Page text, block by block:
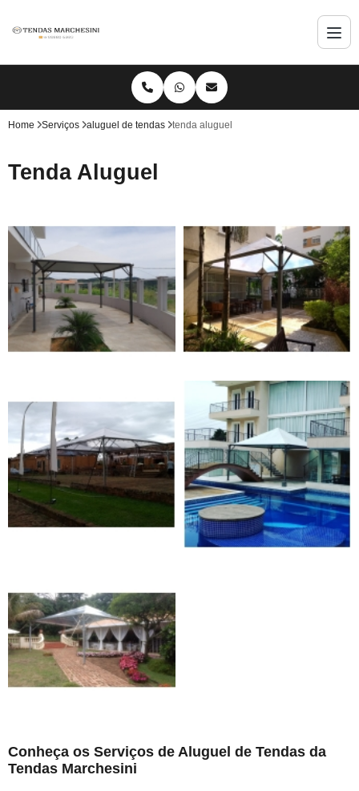
Home Serviços aluguel de tendas tenda aluguel
Tenda Aluguel
Conheça os Serviços de Aluguel de Tendas da
Tendas Marchesini